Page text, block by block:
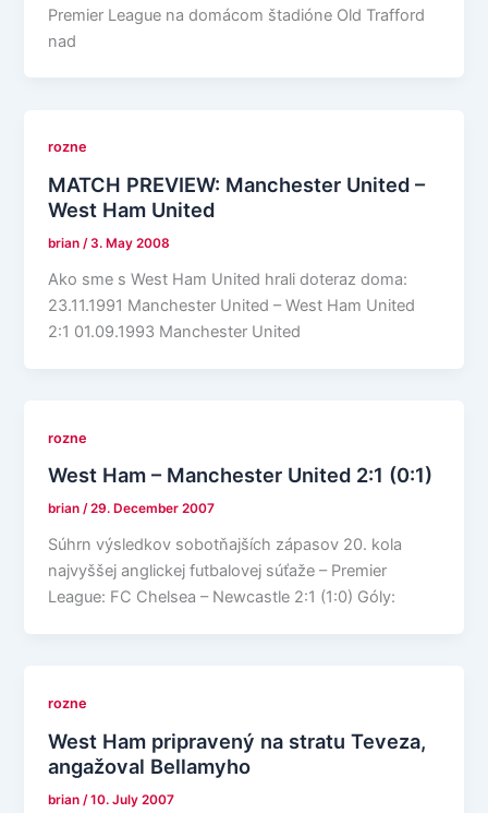
Premier League na domácom štadióne Old Trafford
nad
rozne
MATCH PREVIEW: Manchester United –
West Ham United
brian/3. May 2008
Ako sme s West Ham United hrali doteraz doma:
23.11.1991 Manchester United – West Ham United
2:1 01.09.1993 Manchester United
rozne
West Ham – Manchester United 2:1 (0:1)
brian/29. December 2007
Súhrn výsledkov sobotňajších zápasov 20. kola
najvyššej anglickej futbalovej súťaže – Premier
League: FC Chelsea – Newcastle 2:1 (1:0) Góly:
rozne
West Ham pripravený na stratu Teveza,
angažoval Bellamyho
brian /10. July 2007